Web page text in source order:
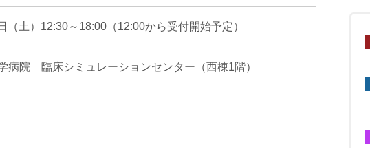
（土）12:30～18:00（12:00から受付開始予定）
病院 臨床シミュレーションセンター（西棟1階）